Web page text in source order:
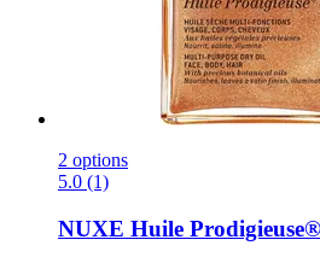
2 options
5.0 (1)
NUXE Huile